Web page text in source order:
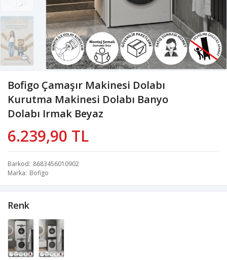
Bofigo Çamaşır Makinesi Dolabı
Kurutma Makinesi Dolabı Banyo
Dolabı Irmak Beyaz
6.239,90 TL
Barkod 8683456010902
Marka Bofigo
Renk